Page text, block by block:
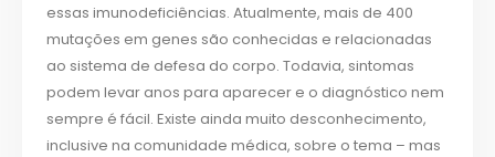
essas imunodeficiências. Atualmente, mais de 400
mutações em genes são conhecidas e relacionadas
ao sistema de defesa do corpo. Todavia, sintomas
podem levar anos para aparecer e o diagnóstico nem
sempre é fácil. Existe ainda muito desconhecimento,
inclusive na comunidade médica, sobre o tema – mas